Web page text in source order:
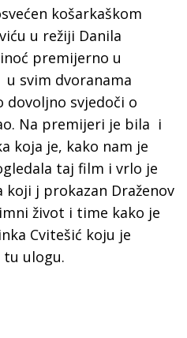
košarkaškom
u režiji Danila
premijerno u
svim dvoranama
svjedoči o
Na premijeri je bila i
koja je, kako nam je
taj film i vrlo je
koji j prokazan Draženov
život i time kako je
Cvitešić koju je
tu ulogu.